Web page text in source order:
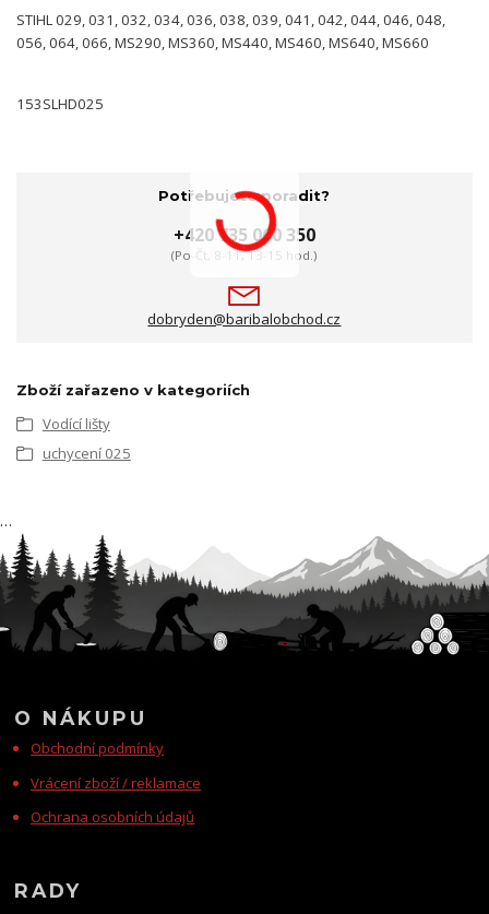
STIHL 029, 031, 032, 034, 036, 038, 039, 041, 042, 044, 046, 048,
056, 064, 066, MS290, MS360, MS440, MS460, MS640, MS660
153SLHD025
Potřebujete poradit?
+420 735 060 350
(Po-Čt, 8-11, 13-15 hod.)
dobryden@baribalobchod.cz
Zboží zařazeno v kategoriích
Vodící lišty
uchycení 025
O NÁKUPU
Obchodní podmínky
Vrácení zboží / reklamace
Ochrana osobních údajů
RADY
…